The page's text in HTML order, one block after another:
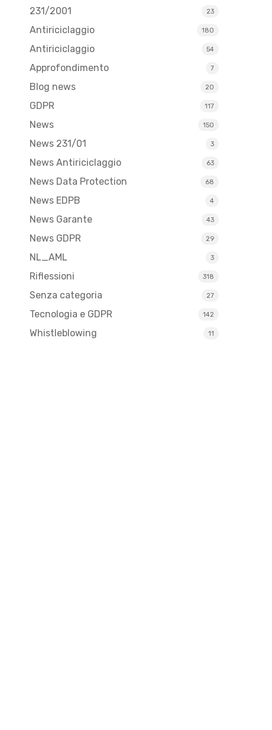
231/2001 23
Antiriciclaggio 180
Antiriciclaggio 54
Approfondimento 7
Blog news 20
GDPR 117
News 150
News 231/01 3
News Antiriciclaggio 63
News Data Protection 68
News EDPB 4
News Garante 43
News GDPR 29
NL_AML 3
Riflessioni 318
Senza categoria 27
Tecnologia e GDPR 142
Whistleblowing 11